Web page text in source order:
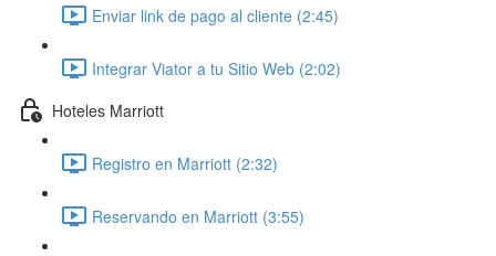
Enviar link de pago al cliente (2:45)
Integrar Viator a tu Sitio Web (2:02)
Hoteles Marriott
Registro en Marriott (2:32)
Reservando en Marriott (3:55)